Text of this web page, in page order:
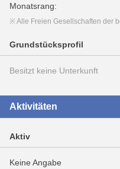
Monatsrang:
※ Alle Freien Gesellschaften der
Grundstücksprofil
Besitzt keine Unterkunft
Aktivitäten
Aktiv
Keine Angabe